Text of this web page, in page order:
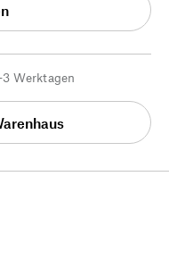
Werktagen